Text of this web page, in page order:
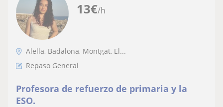
13€/h
Alella, Badalona, Montgat, El...
Repaso General
Profesora de refuerzo de primaria y la
ESO.